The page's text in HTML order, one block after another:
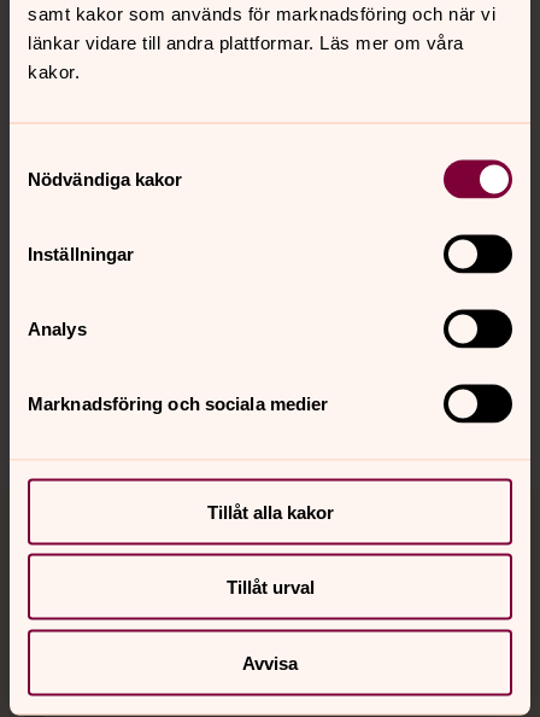
samt kakor som används för marknadsföring och när vi
länkar vidare till andra plattformar. Läs mer om våra
kakor.
Nödvändiga kakor
Inställningar
Analys
Marknadsföring och sociala medier
Tillåt alla kakor
Tillåt urval
Avvisa
Kontakt
Kalender
Hitta snabbt
Jourhavande präst
Akut samtals- och krisstöd. Prata eller chatta anonymt
med en präst på kvällar och nätter.
Chatt